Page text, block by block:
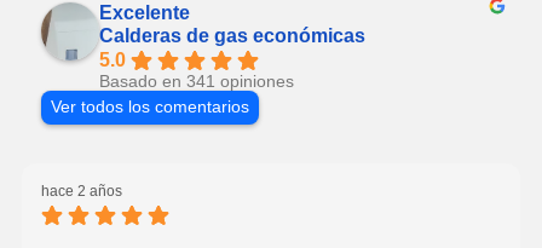
Excelente
Calderas de gas económicas
5.0
Basado en 341 opiniones
Ver todos los comentarios
hace 2 años